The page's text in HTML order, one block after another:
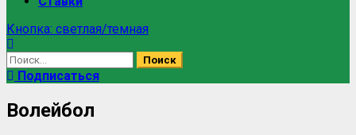
Кнопка: светлая/темная
Подписаться
Волейбол